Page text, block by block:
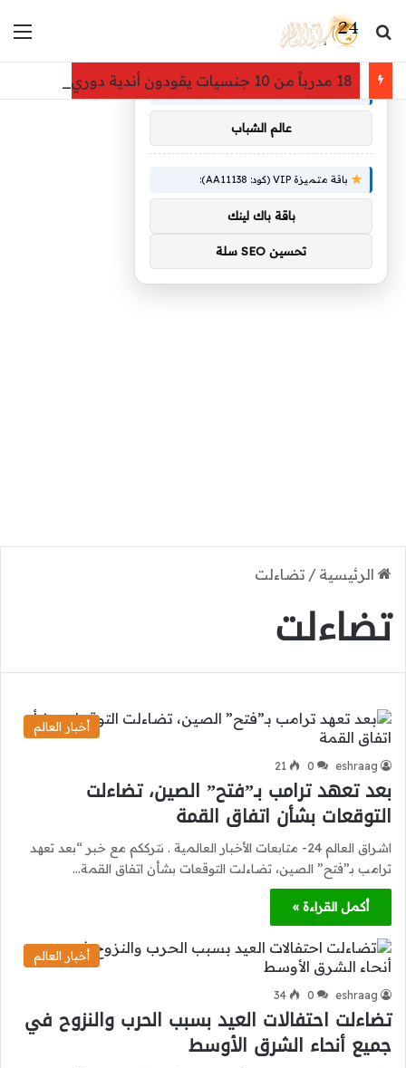
بحث عن
18 مدرباً من 10 جنسيات يقودون أندية دوري روشن في موسم 2026-2027
الرئيسية / تضاءلت
تضاءلت
أخبار العالم
eshraag
0
21
بعد تعهد ترامب بـ”فتح” الصين، تضاءلت
التوقعات بشأن اتفاق القمة
اشراق العالم 24- متابعات الأخبار العالمية . نترككم مع خبر “بعد تعهد
ترامب بـ”فتح” الصين، تضاءلت التوقعات بشأن اتفاق القمة…
أكمل القراءة »
أخبار العالم
eshraag
0
34
تضاءلت احتفالات العيد بسبب الحرب والنزوح في
جميع أنحاء الشرق الأوسط
توصيات :
باقة متميزة VIP (كود: AA86842):
عالم الشباب
باقة متميزة VIP (كود: AA11138):
باقة باك لينك
تحسين SEO سلة